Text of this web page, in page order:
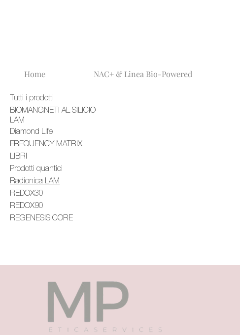
Home NAC+ & Linea Bio-Powered
Tutti i prodotti
BIOMANGNETI AL SILICIO
LAM
Diamond Life
FREQUENCY MATRIX
LIBRI
Prodotti quantici
Radionica LAM
REDOX30
REDOX90
REGENESIS CORE